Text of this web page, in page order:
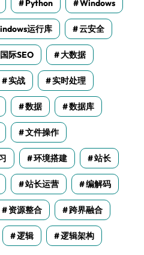
Python Windows
运行库 云安全
国际SEO 大数据
实战 实时处理
数据 数据库
文件操作
环境搭建 站长
站长运营 编解码
资源整合 跨界融合
逻辑 逻辑架构